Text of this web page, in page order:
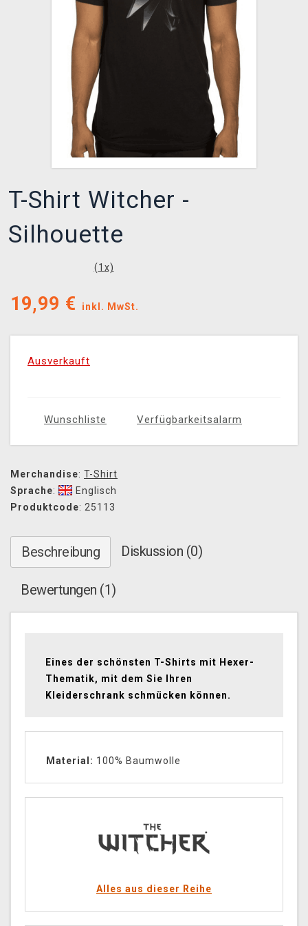
XZONE CLUB
T-Shirt Witcher -
Silhouette
(1 x)
19,99 € inkl. MwSt.
Ausverkauft
Wunschliste Verfügbarkeitsalarm
Merchandise: T-Shirt
Sprache:
Englisch
Produktcode: 25113
Beschreibung Diskussion (0)
Bewertungen (1)
Eines der schönsten T-Shirts mit Hexer-
Thematik, mit dem Sie Ihren
Kleiderschrank schmücken können.
Material: 100% Baumwolle
Alles aus dieser Reihe